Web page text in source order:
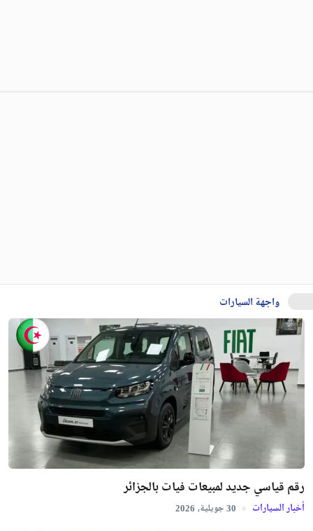
واجهة السيارات
رقم قياسي جديد لمبيعات فيات بالجزائر
أخبار السيارات 30 جويلية, 2026